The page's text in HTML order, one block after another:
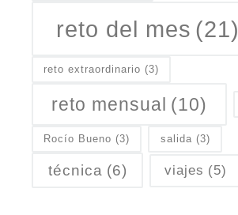
reto del mes (21)
reto extraordinario (3)
reto mensual (10)
Rocío Bueno (3) salida (3)
técnica (6) viajes (5)